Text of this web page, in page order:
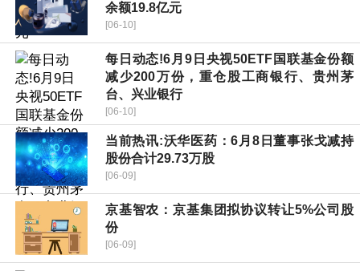
余额19.8亿元
[06-10]
每日动态!6月9日央视50ETF国联基金份额
减少200万份，重仓股工商银行、贵州茅
台、兴业银行
[06-10]
当前热讯:沃华医药：6月8日董事张戈减持
股份合计29.73万股
[06-09]
京基智农：京基集团拟协议转让5%公司股
份
[06-09]